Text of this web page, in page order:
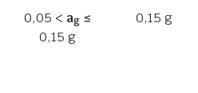
0,05 < ag≤
0,15 g
0,15 g